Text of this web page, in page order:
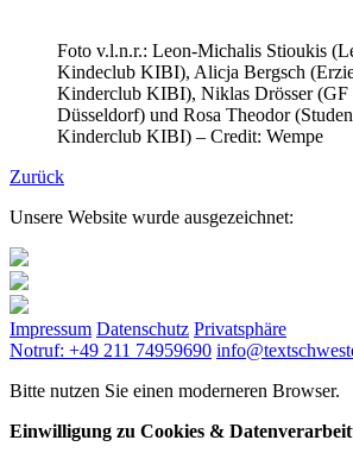
Foto v.l.n.r.: Leon-Michalis Stioukis
Kindeclub KIBI), Alicja Bergsch
Kinderclub KIBI), Niklas Drösser (GF
Düsseldorf) und Rosa Theodor
Kinderclub KIBI) – Credit: Wempe
Zurück
Unsere Website wurde ausgezeichnet:
Impressum Datenschutz Privatsphäre
Notruf: +49 211 74959690
Bitte nutzen Sie einen moderneren Browser.
Einwilligung zu Cookies &